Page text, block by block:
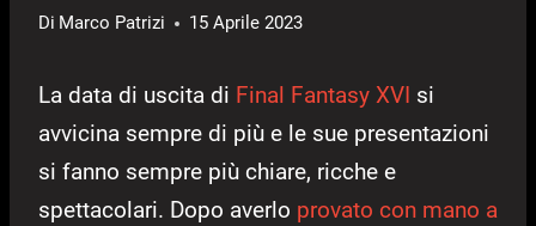
Di Marco Patrizi 15 Aprile 2023
La data di uscita di Final Fantasy XVI si
avvicina sempre di più e le sue presentazioni
si fanno sempre più chiare, ricche e
spettacolari. Dopo averlo provato con mano a